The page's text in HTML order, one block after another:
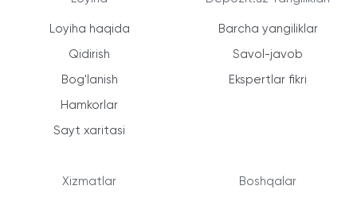
Loyiha haqida
Qidirish
Bog'lanish
Hamkorlar
Sayt xaritasi
Xizmatlar
Barcha yangiliklar
Savol-javob
Ekspertlar fikri
Boshqalar